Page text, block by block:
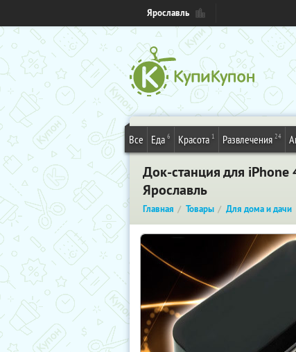
Ярославль
Все Еда 6 Красота 1 Развлечения 24
Док-станция для iPhone
Ярославль
Главная Товары Для дома и дачи